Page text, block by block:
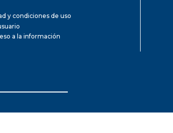
y condiciones de uso
a la información